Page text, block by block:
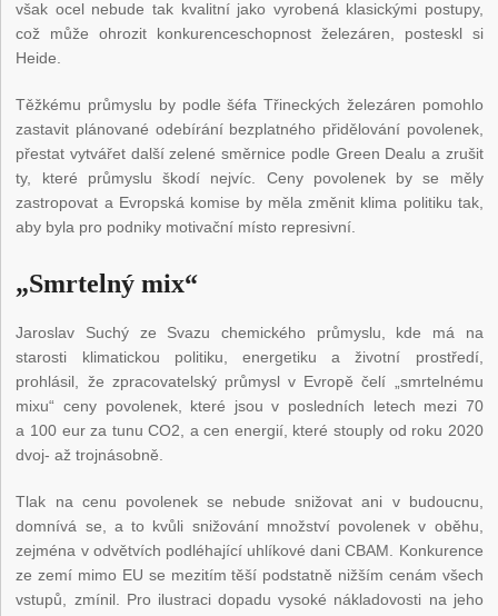
však ocel nebude tak kvalitní jako vyrobená klasickými postupy,
což může ohrozit konkurenceschopnost železáren, posteskl si
Heide.
Těžkému průmyslu by podle šéfa Třineckých železáren pomohlo
zastavit plánované odebírání bezplatného přidělování povolenek,
přestat vytvářet další zelené směrnice podle Green Dealu a zrušit
ty, které průmyslu škodí nejvíc. Ceny povolenek by se měly
zastropovat a Evropská komise by měla změnit klima politiku tak,
aby byla pro podniky motivační místo represivní.
„Smrtelný mix“
Jaroslav Suchý ze Svazu chemického průmyslu, kde má na
starosti klimatickou politiku, energetiku a životní prostředí,
prohlásil, že zpracovatelský průmysl v Evropě čelí „smrtelnému
mixu“ ceny povolenek, které jsou v posledních letech mezi 70
a 100 eur za tunu CO2, a cen energií, které stouply od roku 2020
dvoj- až trojnásobně.
Tlak na cenu povolenek se nebude snižovat ani v budoucnu,
domnívá se, a to kvůli snižování množství povolenek v oběhu,
zejména v odvětvích podléhající uhlíkové dani CBAM. Konkurence
ze zemí mimo EU se mezitím těší podstatně nižším cenám všech
vstupů, zmínil. Pro ilustraci dopadu vysoké nákladovosti na jeho